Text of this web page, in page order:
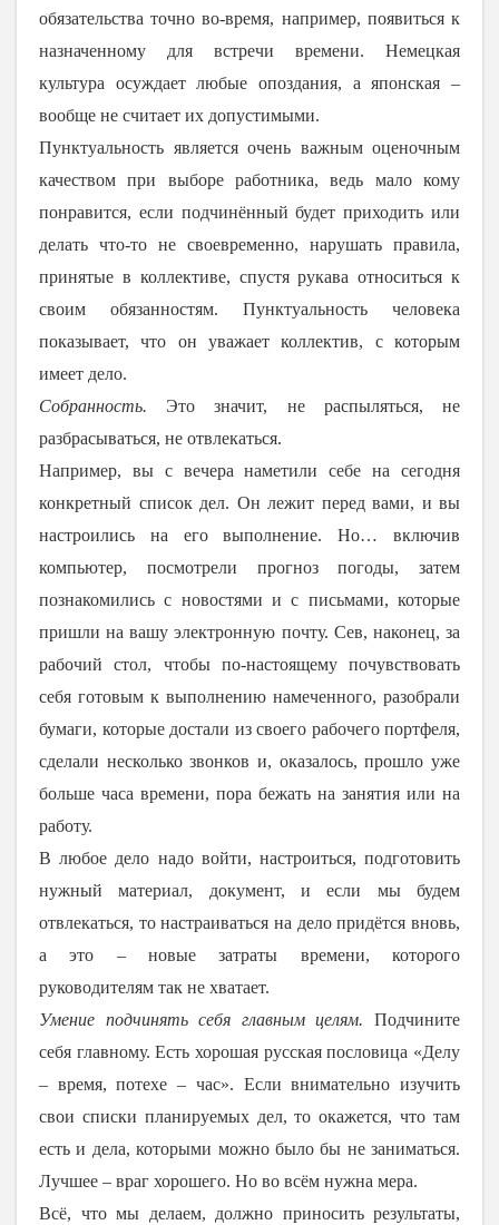
обязательства точно во-время, например, появиться к
назначенному для встречи времени. Немецкая
культура осуждает любые опоздания, а японская –
вообще не считает их допустимыми.
Пунктуальность является очень важным оценочным
качеством при выборе работника, ведь мало кому
понравится, если подчинённый будет приходить или
делать что-то не своевременно, нарушать правила,
принятые в коллективе, спустя рукава относиться к
своим обязанностям. Пунктуальность человека
показывает, что он уважает коллектив, с которым
имеет дело.
Собранность. Это значит, не распыляться, не
разбрасываться, не отвлекаться.
Например, вы с вечера наметили себе на сегодня
конкретный список дел. Он лежит перед вами, и вы
настроились на его выполнение. Но… включив
компьютер, посмотрели прогноз погоды, затем
познакомились с новостями и с письмами, которые
пришли на вашу электронную почту. Сев, наконец, за
рабочий стол, чтобы по-настоящему почувствовать
себя готовым к выполнению намеченного, разобрали
бумаги, которые достали из своего рабочего портфеля,
сделали несколько звонков и, оказалось, прошло уже
больше часа времени, пора бежать на занятия или на
работу.
В любое дело надо войти, настроиться, подготовить
нужный материал, документ, и если мы будем
отвлекаться, то настраиваться на дело придётся вновь,
а это – новые затраты времени, которого
руководителям так не хватает.
Умение подчинять себя главным целям. Подчините
себя главному. Есть хорошая русская пословица «Делу
– время, потехе – час». Если внимательно изучить
свои списки планируемых дел, то окажется, что там
есть и дела, которыми можно было бы не заниматься.
Лучшее – враг хорошего. Но во всём нужна мера.
Всё, что мы делаем, должно приносить результаты,